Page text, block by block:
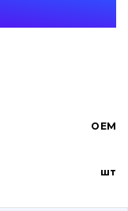
OEM
шт